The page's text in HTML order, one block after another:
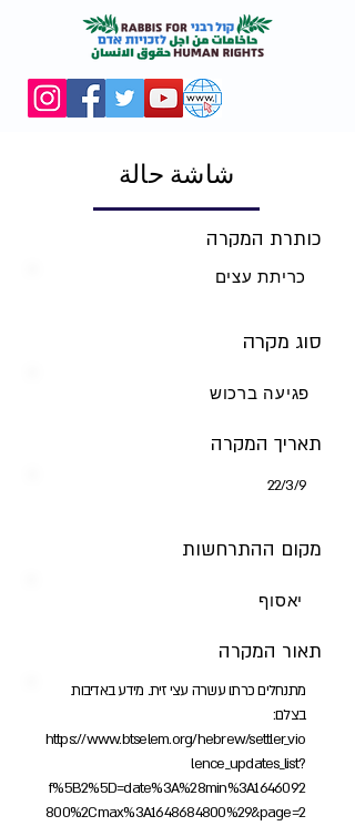
شاشة حالة
כותרת המקרה
כריתת עצים
סוג מקרה
פגיעה ברכוש
תאריך המקרה
9‏/3‏/22
מקום ההתרחשות
יאסוף
תאור המקרה
מתנחלים כרתו עשרה עצי זית. מידע באדיבות
בצלם:
https://www.btselem.org/hebrew/settler_vio
lence_updates_list?
f%5B2%5D=date%3A%28min%3A1646092
800%2Cmax%3A1648684800%29&page=2